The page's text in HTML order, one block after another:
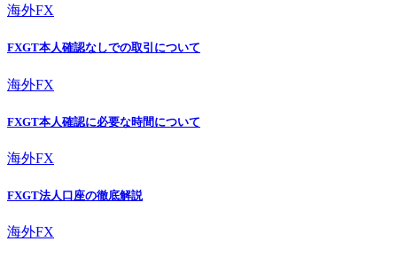
海外FX
FXGT本人確認なしでの取引について
海外FX
FXGT本人確認に必要な時間について
海外FX
FXGT法人口座の徹底解説
海外FX